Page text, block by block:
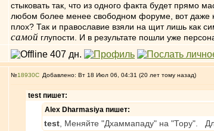
стыковать так, что из одного факта будет прямо
любом более менее свободном форуме, вот даже к
плох? Так и православие взяли на щит лишь как
самой глупости. И в результате пошли уже
№18930 Добавлено: Вт 18 Июл 06, 04:31 (20 лет тому назад)
test пишет:
Alex Dharmasiya пишет:
test , Меняйте "Дхаммападу" на "Тору".